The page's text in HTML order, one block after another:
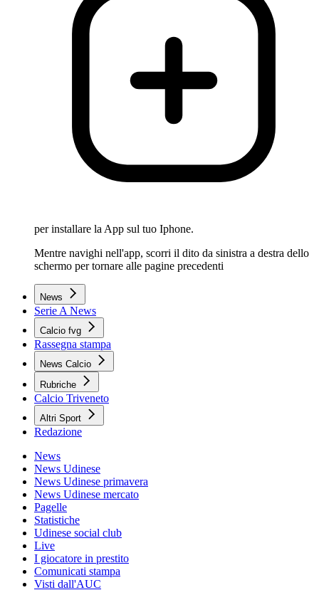
per installare la App sul tuo Iphone.
Mentre navighi nell'app, scorri il dito da sinistra a destra dello
schermo per tornare alle pagine precedenti
News
Serie A News
Calcio fvg
Rassegna stampa
News Calcio
Rubriche
Calcio Triveneto
Altri Sport
Redazione
News
News Udinese
News Udinese primavera
News Udinese mercato
Pagelle
Statistiche
Udinese social club
Live
I giocatore in prestito
Comunicati stampa
Visti dall'AUC